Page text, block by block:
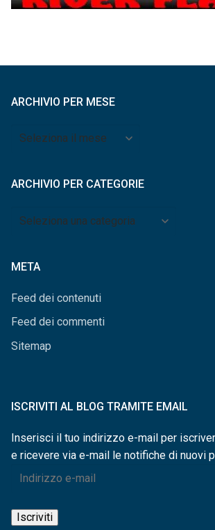
ARCHIVIO PER MESE
Archivio
ARCHIVIO PER CATEGORIE
Archivio
META
Feed dei contenuti
Feed dei commenti
Sitemap
ISCRIVITI AL BLOG TRAMITE EMAIL
Inserisci il tuo indirizzo e-mail per
e ricevere via e-mail le notifiche di nuovi
Indirizzo
mail
Iscriviti